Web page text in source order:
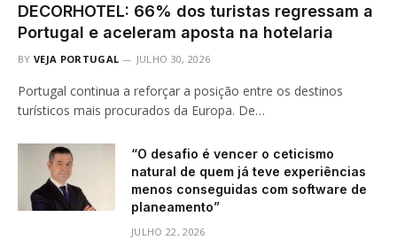
DECORHOTEL: 66% dos turistas regressam a
Portugal e aceleram aposta na hotelaria
BY VEJA PORTUGAL JULHO 30, 2026
Portugal continua a reforçar a posição entre os destinos
turísticos mais procurados da Europa. De…
“O desafio é vencer o ceticismo
natural de quem já teve experiências
menos conseguidas com software de
planeamento”
JULHO 22, 2026